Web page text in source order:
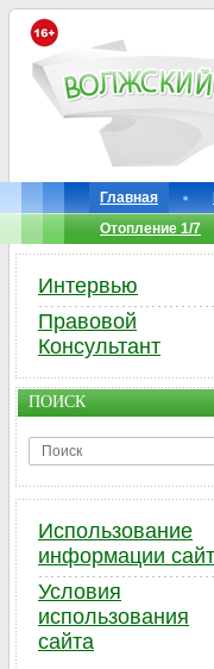
Главная
Отопление 1/7
Интервью
Правовой
Консультант
ПОИСК
Использование
информации
Условия
использования
сайта